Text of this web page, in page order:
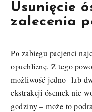
Usunięcie
zalecenia
Po zabiegu pacjenci
opuchliznę. Z tego
możliwość jedno- lub
ekstrakcji ósemek nie
godziny – może to